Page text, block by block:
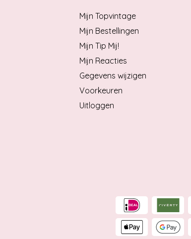
Mijn Topvintage
Mijn Bestellingen
Mijn Tip Mij!
Mijn Reacties
Gegevens wijzigen
Voorkeuren
Uitloggen